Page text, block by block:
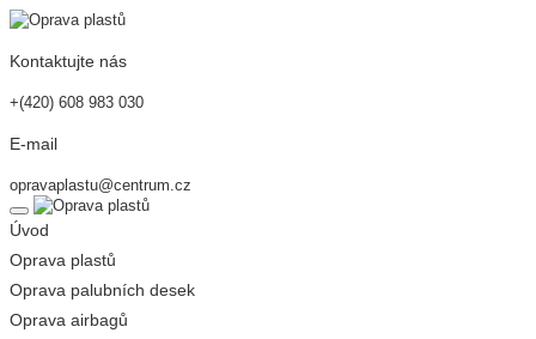
Kontaktujte nás
+(420) 608 983 030
E-mail
opravaplastu@centrum.cz
Úvod
Oprava plastů
Oprava palubních desek
Oprava airbagů